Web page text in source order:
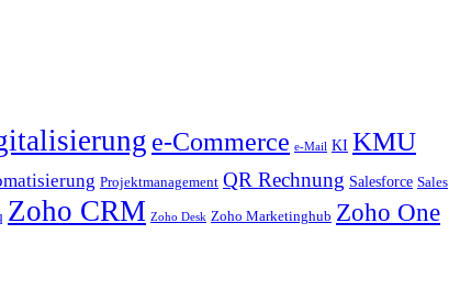
e-Commerce e-Mail KI KMU
Projektmanagement QR Rechnung Salesforce Sales
Zoho CRM Zoho Desk Zoho Marketinghub Zoho One